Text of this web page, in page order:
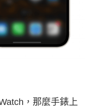
，那麼手錶上